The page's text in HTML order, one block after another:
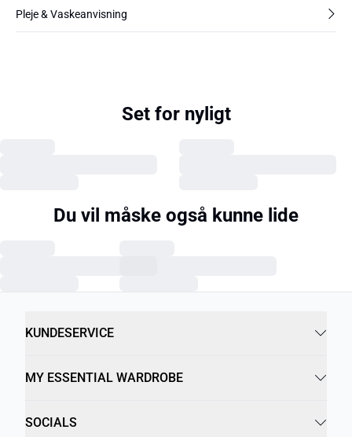
Pleje & Vaskeanvisning
Set for nyligt
Du vil måske også kunne lide
KUNDESERVICE
MY ESSENTIAL WARDROBE
SOCIALS